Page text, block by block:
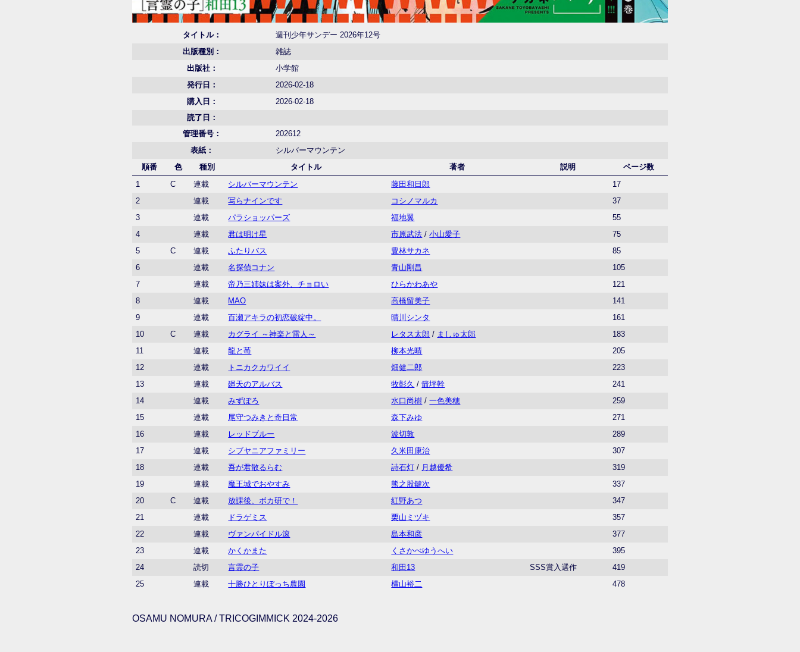
タイトル：
週刊少年サンデー 2026年12号
出版種別：
雑誌
出版社：
小学館
発行日：
2026-02-18
購入日：
2026-02-18
読了日：
管理番号：
202612
表紙：
シルバーマウンテン
順番
色 種別 タイトル 著者 説明
ページ数
1
C 連載 シルバーマウンテン 藤田和日郎
17
2
連載 写らナインです コシノマルカ
37
3
連載 パラショッパーズ 福地翼
55
4
連載 君は明け星 市原武法 /小山愛子
75
5
C 連載 ふたりバス 豊林サカネ
85
6
連載 名探偵コナン 青山剛昌
105
7
連載 帝乃三姉妹は案外、チョロい ひらかわあや
121
8
連載 MAO 高橋留美子
141
9
連載 百瀬アキラの初恋破綻中。 晴川シンタ
161
10
C 連載 カグライ ～神楽と雷人～ レタス太郎 / ましゅ太郎
183
11
連載 龍と苺 柳本光晴
205
12
連載 トニカクカワイイ 畑健二郎
223
13
連載 廻天のアルバス 牧彰久 /箭坪幹
241
14
連載 みずぽろ 水口尚樹 /一色美穂
259
15
連載 尾守つみきと奇日常 森下みゆ
271
16
連載 レッドブルー 波切敦
289
17
連載 シブヤニアファミリー 久米田康治
307
18
連載 吾が君散るらむ 詩石灯 / 月越優希
319
19
連載 魔王城でおやすみ 熊之股鍵次
337
20
C 連載 放課後、ボカ研で！ 紅野あつ
347
21
連載 ドラゲミス 栗山ミヅキ
357
22
連載 ヴァンパイドル滾 島本和彦
377
23
連載 かくかまた くさかべゆうへい
395
24
読切 言霊の子 和田13 SSS賞入選作
419
25
連載 十勝ひとりぼっち農園 横山裕二 478
OSAMU NOMURA / TRICOGIMMICK 2024-2026